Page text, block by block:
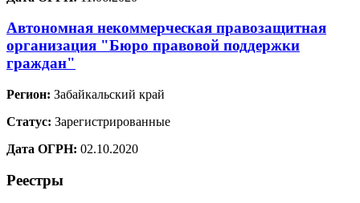
Автономная некоммерческая правозащитная
организация "Бюро правовой поддержки
граждан"
Регион: Забайкальский край
Статус: Зарегистрированные
Дата ОГРН: 02.10.2020
Реестры